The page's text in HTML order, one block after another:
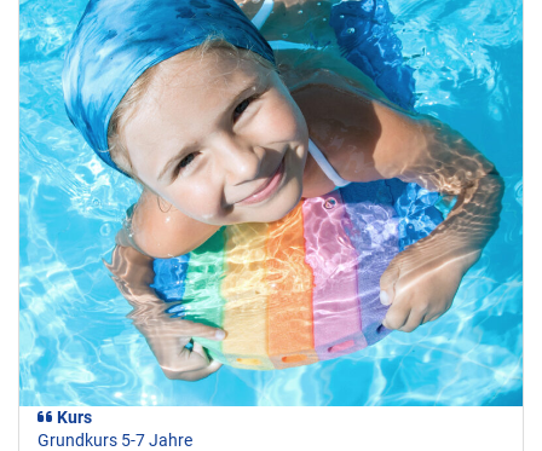
Kurs
Grundkurs 5-7 Jahre